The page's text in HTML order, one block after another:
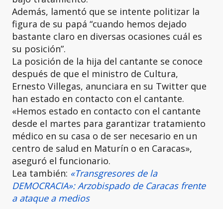
Además, lamentó que se intente politizar la
figura de su papá “cuando hemos dejado
bastante claro en diversas ocasiones cuál es
su posición”.
La posición de la hija del cantante se conoce
después de que el ministro de Cultura,
Ernesto Villegas, anunciara en su Twitter que
han estado en contacto con el cantante.
«Hemos estado en contacto con el cantante
desde el martes para garantizar tratamiento
médico en su casa o de ser necesario en un
centro de salud en Maturín o en Caracas»,
aseguró el funcionario.
Lea también: «Transgresores de la
DEMOCRACIA»: Arzobispado de Caracas frente
a ataque a medios